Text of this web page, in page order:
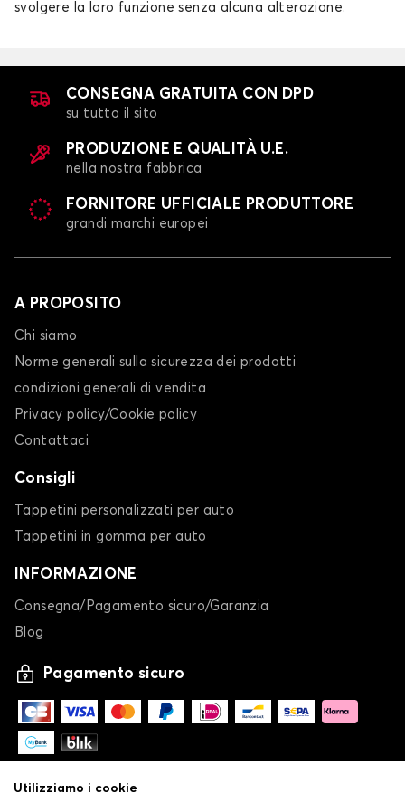
svolgere la loro funzione senza alcuna alterazione.
CONSEGNA GRATUITA CON DPD
su tutto il sito
PRODUZIONE E QUALITÀ U.E.
nella nostra fabbrica
FORNITORE UFFICIALE PRODUTTORE
grandi marchi europei
A PROPOSITO
Chi siamo
Norme generali sulla sicurezza dei prodotti
condizioni generali di vendita
Privacy policy/Cookie policy
Contattaci
Consigli
Tappetini personalizzati per auto
Tappetini in gomma per auto
INFORMAZIONE
Consegna/Pagamento sicuro/Garanzia
Blog
Pagamento sicuro
Utilizziamo i cookie